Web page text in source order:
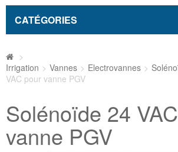
CATÉGORIES
>
Irrigation > Vannes > Electrovannes >
VAC pour vanne PGV
Solénoïde 24
vanne PGV